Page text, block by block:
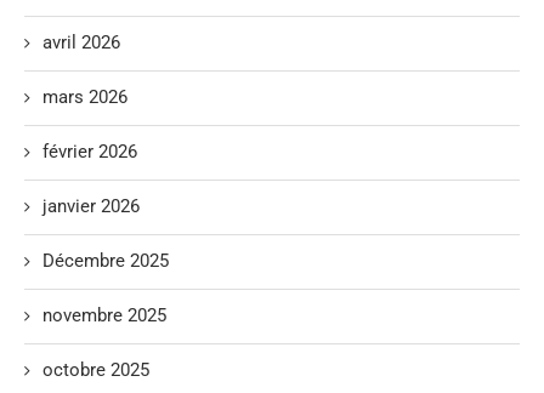
avril 2026
mars 2026
février 2026
janvier 2026
Décembre 2025
novembre 2025
octobre 2025